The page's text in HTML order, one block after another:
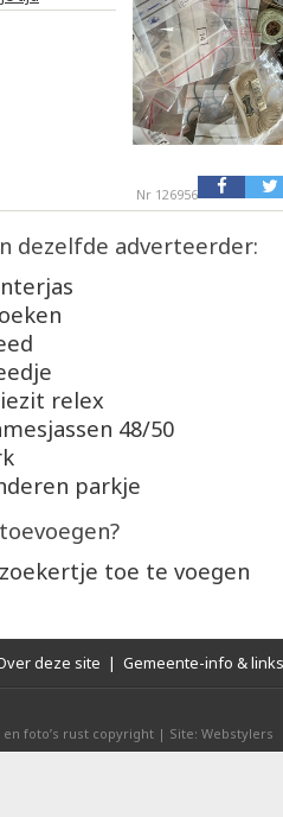
Nr 126956
dezelfde adverteerder:
relex
48/50
parkje
toe te voegen
deze site | Gemeente-info & links
foto’s rust copyright | Site: Webstylers